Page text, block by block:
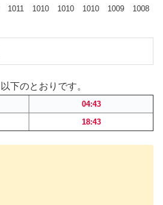
1011 1010 1010 1010 1009 1008
下のとおりです。
04:43
18:43